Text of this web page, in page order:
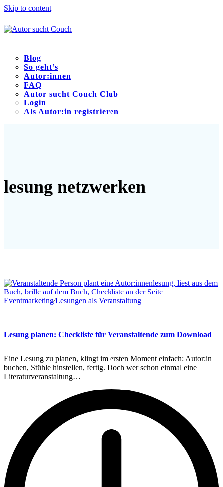
Skip to content
Blog
So geht’s
Autor:innen
FAQ
Autor sucht Couch Club
Login
Als Autor:in registrieren
lesung netzwerken
Eventmarketing∕Lesungen als Veranstaltung
Lesung planen: Checkliste für Veranstaltende zum Download
Eine Lesung zu planen, klingt im ersten Moment einfach: Autor:in
buchen, Stühle hinstellen, fertig. Doch wer schon einmal eine
Literaturveranstaltung…